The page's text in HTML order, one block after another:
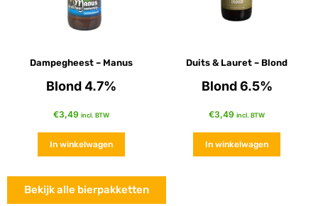
Dampegheest – Manus
Blond 4.7%
€3,49 incl. BTW
In winkelwagen
Duits & Lauret – Blond
Blond 6.5%
€3,49 incl. BTW
In winkelwagen
Bekijk alle bierpakketten